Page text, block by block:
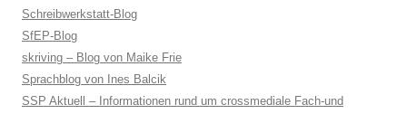
Schreibwerkstatt-Blog
SfEP-Blog
skriving – Blog von Maike Frie
Sprachblog von Ines Balcik
SSP Aktuell – Informationen rund um crossmediale Fach-und